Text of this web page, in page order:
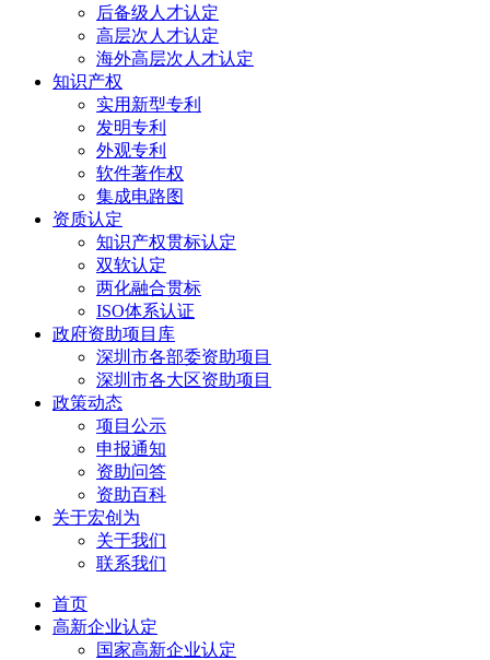
后备级人才认定
高层次人才认定
海外高层次人才认定
知识产权
实用新型专利
发明专利
外观专利
软件著作权
集成电路图
资质认定
知识产权贯标认定
双软认定
两化融合贯标
ISO体系认证
政府资助项目库
深圳市各部委资助项目
深圳市各大区资助项目
政策动态
项目公示
申报通知
资助问答
资助百科
关于宏创为
关于我们
联系我们
首页
高新企业认定
国家高新企业认定